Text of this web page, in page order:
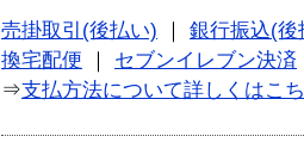
売掛取引(後払い) ｜ 銀行振込(後
換宅配便 ｜ セブンイレブン決済
⇒支払方法について詳しくはこ